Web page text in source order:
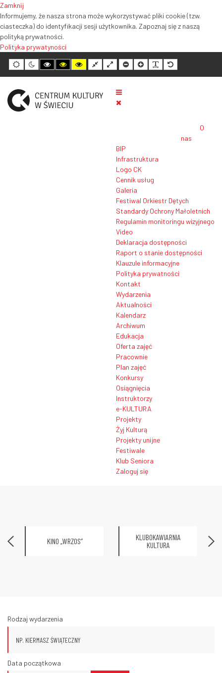
Zamknij
Informujemy, że nasza strona może wykorzystywać pliki cookie (tzw.
ciasteczka) do identyfikacji sesji użytkownika. Zapoznaj się z naszą
polityką prywatności.
Polityka prywatyności
Tryb
domyślny
Tryb
nocny
Tryb
wysokiego
kontrastu
biały
Tryb
wysokiego
kontrastu
żółty
Tryb
wysokiego
kontrastu
czarny
Normalny
układ
Szeroki
układ
Mniejszy
rozmiar
tekstu
Większy
rozmiar
tekstu
Czytelność
tekstu
Domyślny
rozmiar
tekstu
O
nas
BIP
Infrastruktura
Logo CK
Cennik usług
Galeria
Festiwal Orkiestr Dętych
Standardy Ochrony Małoletnich
Regulamin monitoringu wizyjnego
Video
Deklaracja dostępności
Raport o stanie dostępności
Klauzule informacyjne
Polityka prywatności
Kontakt
Wydarzenia
Aktualności
Kalendarz
Archiwum
Edukacja
Oferta zajęć
Pracownie
Plan zajęć
Konkursy
Osiągnięcia
Instruktorzy
e-KULTURA
Projekty
Żyj Kulturą
Projekty unijne
Festiwale
Klub Seniora
Zaloguj się
KINO „WRZOS”
KLUBOKAWIARNIA
KULTURA
Rodzaj wydarzenia
Data początkowa